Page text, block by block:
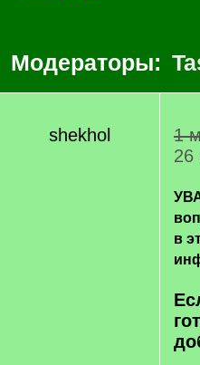
Модераторы:
shekhol
1
26
в